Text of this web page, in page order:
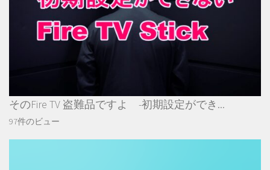
そのFire TV 盗難品ですよ -初期設定ができ...
97件のビュー